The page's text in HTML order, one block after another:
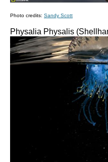
Photo credits: Sandy Scott
Physalia Physalis